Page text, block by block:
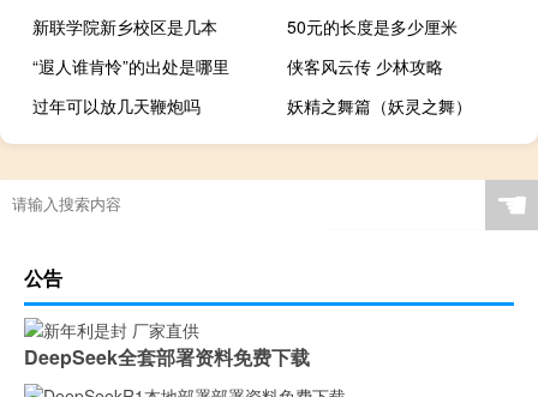
新联学院新乡校区是几本
50元的长度是多少厘米
“遐人谁肯怜”的出处是哪里
侠客风云传 少林攻略
过年可以放几天鞭炮吗
妖精之舞篇（妖灵之舞）
☚
公告
DeepSeek全套部署资料免费下载